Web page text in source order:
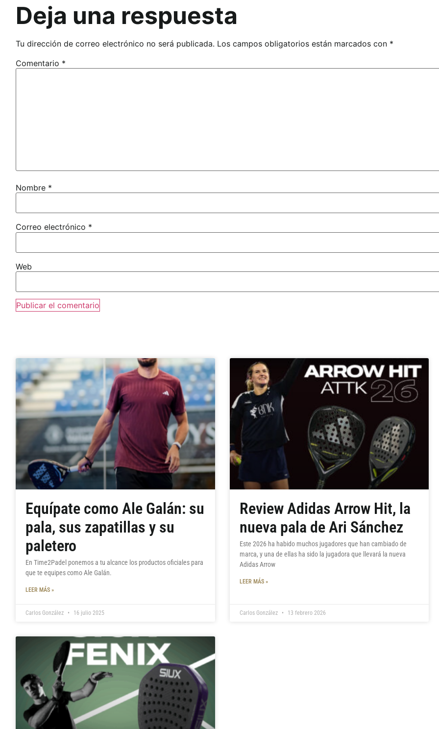
Deja una respuesta
Tu dirección de correo electrónico no será publicada. Los campos obligatorios están marcados con *
Comentario *
Nombre *
Correo electrónico *
Web
Equípate como Ale Galán: su
pala, sus zapatillas y su
paletero
En Time2Padel ponemos a tu alcance los productos oficiales para
que te equipes como Ale Galán.
LEER MÁS »
Carlos González 16 julio 2025
Review Adidas Arrow Hit, la
nueva pala de Ari Sánchez
Este 2026 ha habido muchos jugadores que han cambiado de
marca, y una de ellas ha sido la jugadora que llevará la nueva
Adidas Arrow
LEER MÁS »
Carlos González 13 febrero 2026